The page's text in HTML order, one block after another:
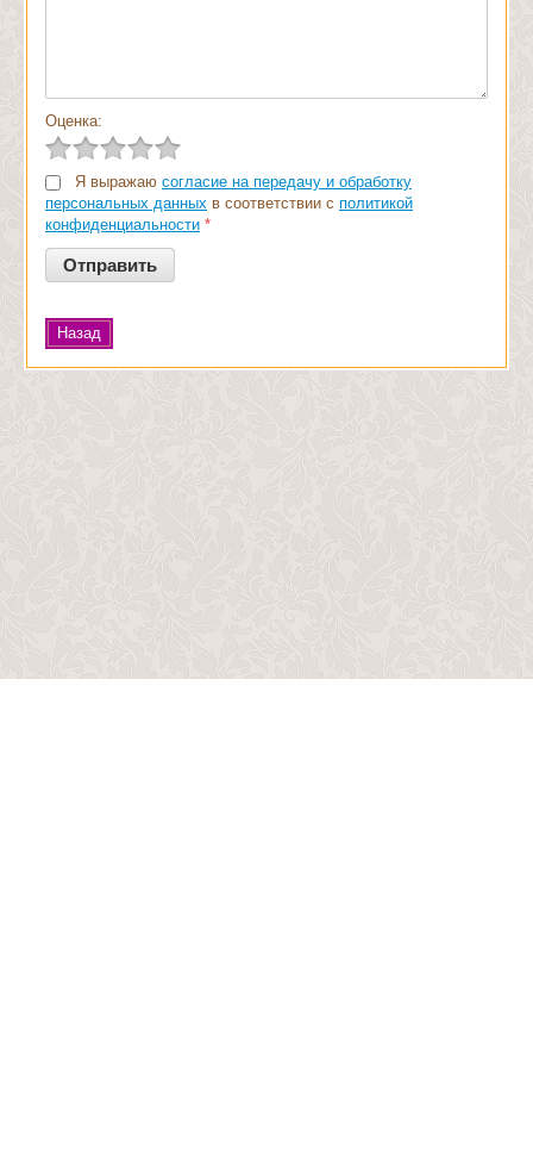
Оценка:
Я выражаю согласие на передачу и обработку
персональных данных в соответствии с политикой
конфиденциальности *
Назад